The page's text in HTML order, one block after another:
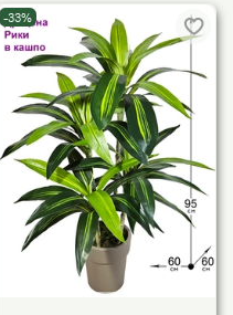
-33%